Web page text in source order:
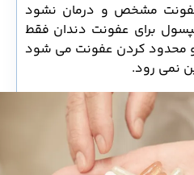
مشخص و درمان نشود
برای عفونت دندان فقط
کردن عفونت می شود
رود.